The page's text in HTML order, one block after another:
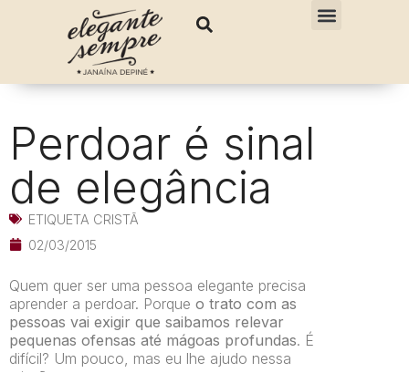
Perdoar é sinal
de elegância
ETIQUETA CRISTÃ
02/03/2015
Quem quer ser uma pessoa elegante precisa
aprender a perdoar. Porque o trato com as
pessoas vai exigir que saibamos relevar
pequenas ofensas até mágoas profundas. É
difícil? Um pouco, mas eu lhe ajudo nessa